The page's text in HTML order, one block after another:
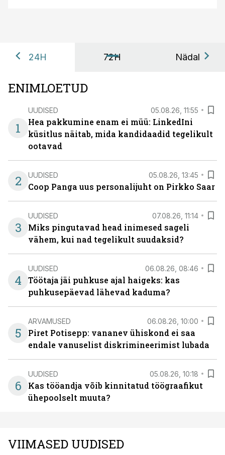
24H 72H Nädal
ENIMLOETUD
1
UUDISED 05.08.26, 11:55
Hea pakkumine enam ei müü: LinkedIni
küsitlus näitab, mida kandidaadid tegelikult
ootavad
2 UUDISED 05.08.26, 13:45
Coop Panga uus personalijuht on Pirkko Saar
3
UUDISED 07.08.26, 11:14
Miks pingutavad head inimesed sageli
vähem, kui nad tegelikult suudaksid?
4
UUDISED 06.08.26, 08:46
Töötaja jäi puhkuse ajal haigeks: kas
puhkusepäevad lähevad kaduma?
5
ARVAMUSED 06.08.26, 10:00
Piret Potisepp: vananev ühiskond ei saa
endale vanuselist diskrimineerimist lubada
6
UUDISED 05.08.26, 10:18
Kas tööandja võib kinnitatud töögraafikut
ühepoolselt muuta?
VIIMASED UUDISED